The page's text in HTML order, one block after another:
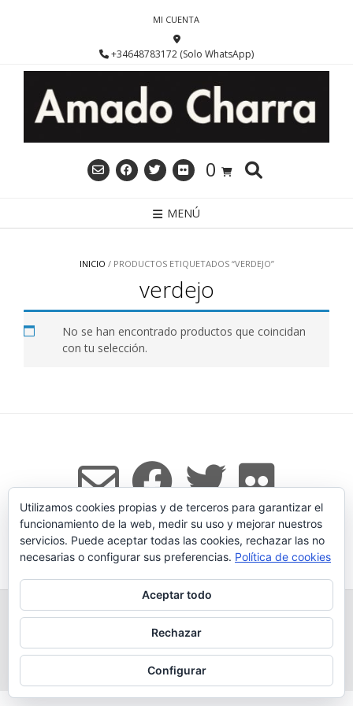
MI CUENTA
+34648783172 (Solo WhatsApp)
0
MENÚ
INICIO / PRODUCTOS ETIQUETADOS “VERDEJO”
verdejo
No se han encontrado productos que coincidan
con tu selección.
Tema:Voguede Kaira
TODOS LOS PRODUCTOS LEGADO
QUESERÍA
GANADERÍA PROPIA
CONDICIONES DE COMPRA
AVISO LEGAL Y POLÍTICA DE PRIVACIDAD
POLÍTICA DE COOKIES
MÁS INFORMACIÓN SOBRE LAS COOKIES
Utilizamos cookies propias y de terceros para garantizar el
funcionamiento de la web, medir su uso y mejorar nuestros
servicios. Puede aceptar todas las cookies, rechazar las no
necesarias o configurar sus preferencias. Política de cookies
Aceptar todo
Rechazar
Configurar